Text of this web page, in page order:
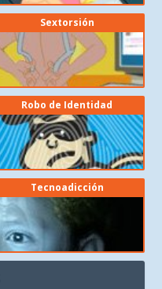
Sextorsión
Robo de Identidad
Tecnoadicción